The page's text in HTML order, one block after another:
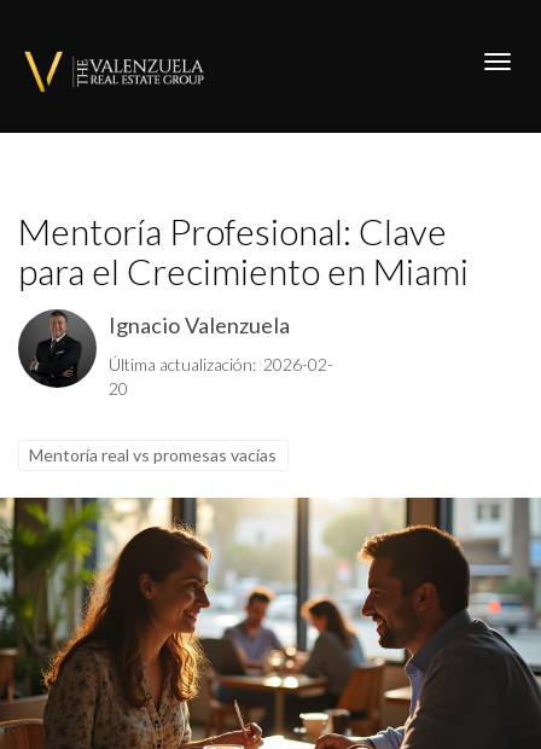
Mentoría Profesional: Clave
para el Crecimiento en Miami
Ignacio Valenzuela
Última actualización: 2026-02-
20
Mentoría real vs promesas vacías